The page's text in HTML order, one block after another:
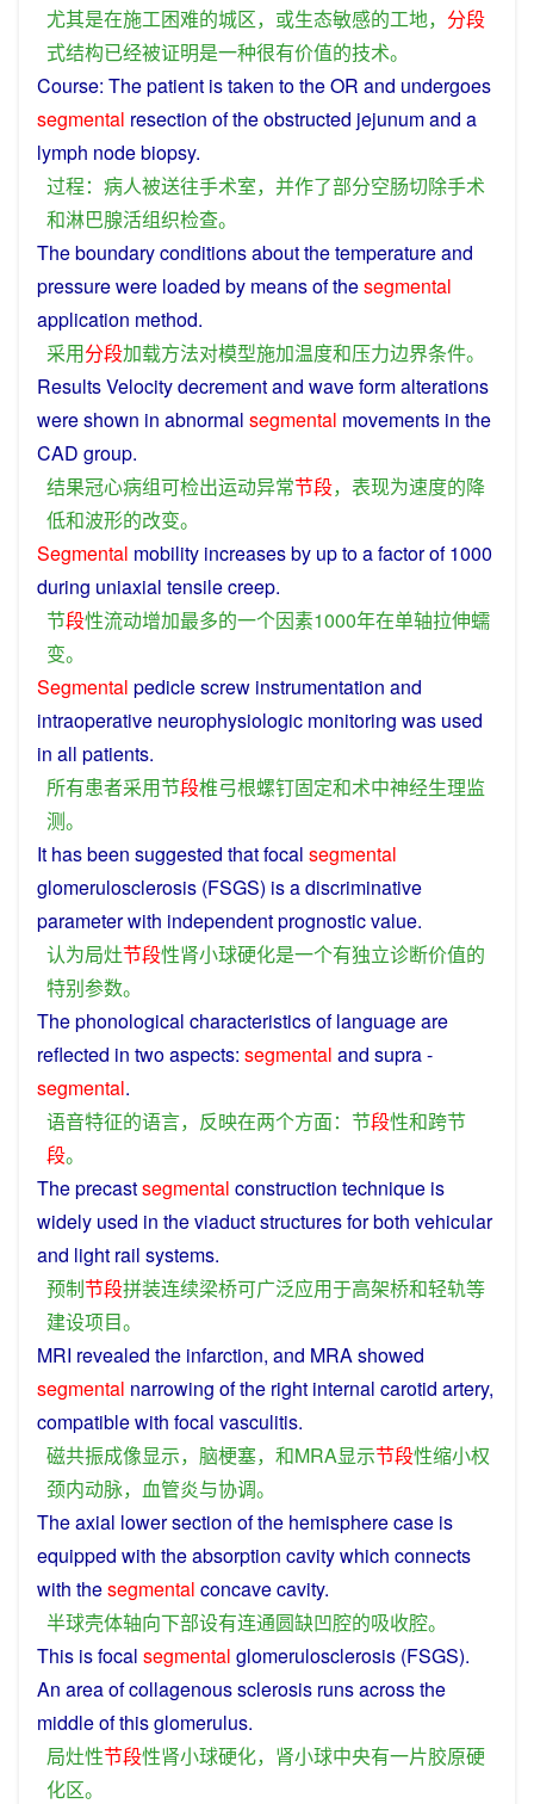
尤其是在施工困难的城区， 或生态敏感的工地， 分段
式结构已经被证明是一种很有价值的技术。
Course: Thepatient istaken to the OR and undergoes
segmental resection oftheobstructed jejunumand a
lymph nodebiopsy.
过程： 病人被送往手术室， 并作了部分空肠切除手术
和淋巴腺活组织检查。
Theboundaryconditionsaboutthetemperatureand
pressurewere loaded by meansof thesegmental
application method.
采用分段加载方法对模型施加温度和压力边界条件。
ResultsVelocitydecrementand wave formalterations
wereshown in abnormal segmental movements in the
CAD group.
结果冠心病组可检出运动异常节段， 表现为速度的降
低和波形的改变。
Segmental mobility increasesby uptoafactorof1000
during uniaxial tensilecreep.
节段性流动增加最多的一个因素1000年在单轴拉伸蠕
变。
Segmental pediclescrew instrumentation and
intraoperative neurophysiologic monitoring was used
in all patients.
所有患者采用节段椎弓根螺钉固定和术中神经生理监
测。
It hasbeen suggested thatfocal segmental
glomerulosclerosis (FSGS) isadiscriminative
parameterwith independentprognosticvalue.
认为局灶节段性肾小球硬化是一个有独立诊断价值的
特别参数。
Thephonological characteristicsof languageare
reflected in twoaspects: segmental and supra -
segmental.
语音特征的语言， 反映在两个方面： 节段性和跨节
段。
Theprecastsegmental construction technique is
widely used in theviaductstructuresforboth vehicular
and light rail systems.
预制节段拼装连续梁桥可广泛应用于高架桥和轻轨等
建设项目。
MRI revealed the infarction, and MRAshowed
segmental narrowing of the right internal carotid artery,
compatiblewith focal vasculitis.
磁共振成像显示， 脑梗塞， 和MRA显示节段性缩小权
颈内动脉， 血管炎与协调。
Theaxial lowersection ofthe hemispherecase is
equipped with theabsorption cavitywhich connects
with thesegmental concavecavity.
半球壳体轴向下部设有连通圆缺凹腔的吸收腔。
This isfocal segmental glomerulosclerosis (FSGS).
An areaof collagenoussclerosis runs across the
middleof thisglomerulus.
局灶性节段性肾小球硬化， 肾小球中央有一片胶原硬
化区。